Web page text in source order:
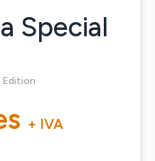
Special
Edition
+ IVA